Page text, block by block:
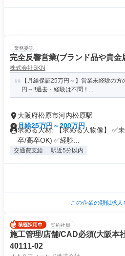
業務委託
完全反響営業(ブランド品や貴金
株式会社SKN
【月給保証25万円～】営業未経験の
円～!!過去・経験は不問！...
大阪府松原市河内松原駅
月給25万円～200万円
求める人材: 【求める人物像】 ✅
卒/高卒OK) ✅経験...
交通費支給 駅近5分以内
この企業の類似求人
契約社員
施工管理/店舗/CAD必須(大阪本
40111-02